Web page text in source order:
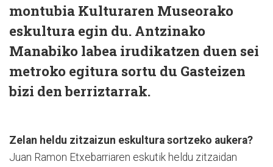
montubia Kulturaren Museorako
eskultura egin du. Antzinako
Manabiko labea irudikatzen duen sei
metroko egitura sortu du Gasteizen
bizi den berriztarrak.
Zelan heldu zitzaizun eskultura sortzeko aukera?
Juan Ramon Etxebarriaren eskutik heldu zitzaidan